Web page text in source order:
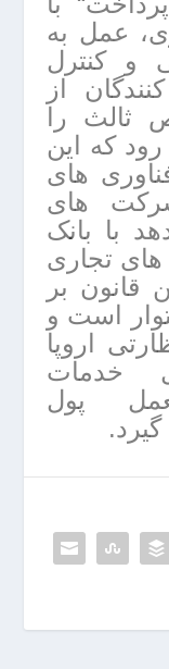
عمل به
و کنترل
از
ثالث را
که این
های
های
با بانک
تجاری
بر
است و
اروپا
خدمات
پول